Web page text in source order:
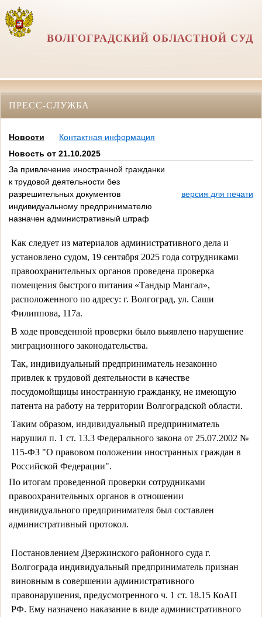
ВОЛГОГРАДСКИЙ ОБЛАСТНОЙ СУД
ПРЕСС-СЛУЖБА
Новости
Контактная информация
Новость от 21.10.2025
За привлечение иностранной гражданки
к трудовой деятельности без
разрешительных документов
индивидуальному предпринимателю
назначен административный штраф
версия для печати
Как следует из материалов административного дела и
установлено судом, 19 сентября 2025 года сотрудниками
правоохранительных органов проведена проверка
помещения быстрого питания «Тандыр Мангал»,
расположенного по адресу: г. Волгоград, ул. Саши
Филиппова, 117а.
В ходе проведенной проверки было выявлено нарушение
миграционного законодательства.
Так, индивидуальный предприниматель незаконно
привлек к трудовой деятельности в качестве
посудомойщицы иностранную гражданку, не имеющую
патента на работу на территории Волгоградской области.
Таким образом, индивидуальный предприниматель
нарушил п. 1 ст. 13.3 Федерального закона от 25.07.2002 №
115-ФЗ "О правовом положении иностранных граждан в
Российской Федерации".
По итогам проведенной проверки сотрудниками
правоохранительных органов в отношении
индивидуального предпринимателя был составлен
административный протокол.
Постановлением Дзержинского районного суда г.
Волгограда индивидуальный предприниматель признан
виновным в совершении административного
правонарушения, предусмотренного ч. 1 ст. 18.15 КоАП
РФ. Ему назначено наказание в виде административного